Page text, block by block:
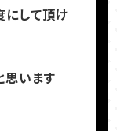
して頂け
思います